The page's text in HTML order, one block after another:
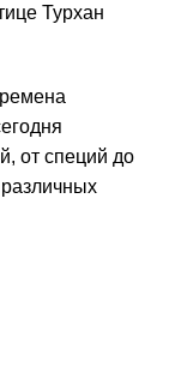
Турхан
от специй до
различных